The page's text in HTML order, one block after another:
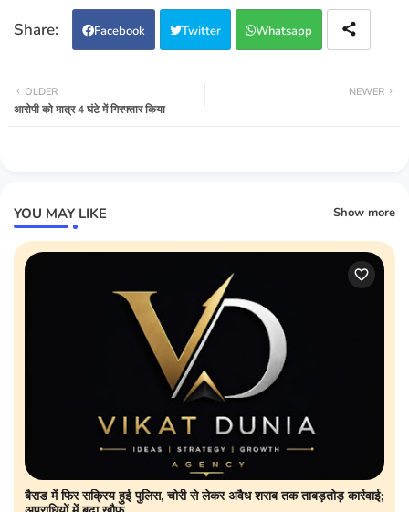
Facebook Twitter Whatsapp
NEWER
OLDER
आरोपी को मात्र 4 घंटे में गिरफ्तार किया
YOU MAY LIKE Show more
बैराड में फिर सक्रिय हुई पुलिस, चोरी से लेकर अवैध शराब तक ताबड़तोड़ कार्रवाई;